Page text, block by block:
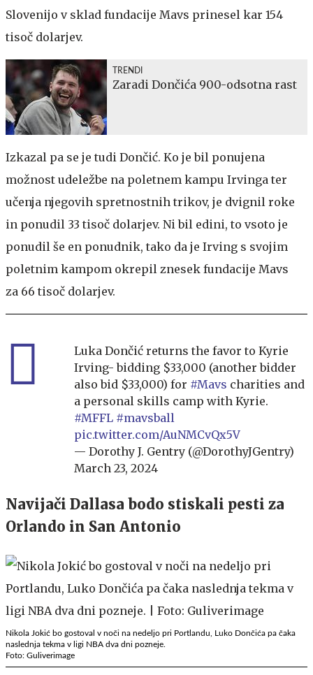
Slovenijo v sklad fundacije Mavs prinesel kar 154
tisoč dolarjev.
TRENDI
Zaradi Dončića 900-odsotna rast
Izkazal pa se je tudi Dončić. Ko je bil ponujena
možnost udeležbe na poletnem kampu Irvinga ter
učenja njegovih spretnostnih trikov, je dvignil roke
in ponudil 33 tisoč dolarjev. Ni bil edini, to vsoto je
ponudil še en ponudnik, tako da je Irving s svojim
poletnim kampom okrepil znesek fundacije Mavs
za 66 tisoč dolarjev.
Luka Dončić returns the favor to Kyrie
Irving- bidding $33,000 (another bidder
also bid $33,000) for #Mavs charities and
a personal skills camp with Kyrie.
#MFFL #mavsball
pic.twitter.com/AuNMCvQx5V
— Dorothy J. Gentry (@DorothyJGentry)
March 23, 2024
Navijači Dallasa bodo stiskali pesti za
Orlando in San Antonio
Nikola Jokić bo gostoval v noči na nedeljo pri Portlandu, Luko Dončića pa čaka
naslednja tekma v ligi NBA dva dni pozneje.
Foto: Guliverimage